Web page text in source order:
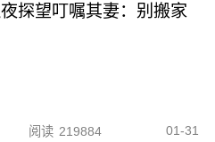
探望叮嘱其妻：别搬家
阅读 219884 01-31